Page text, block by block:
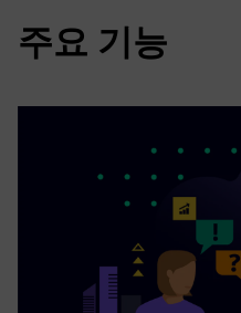
주요 기능